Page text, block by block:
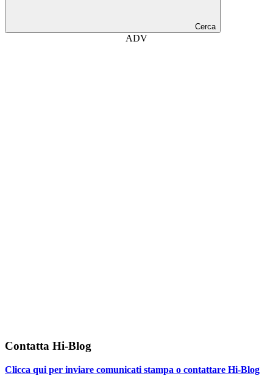
Cerca
ADV
Contatta Hi-Blog
Clicca qui per inviare comunicati stampa o contattare Hi-Blog